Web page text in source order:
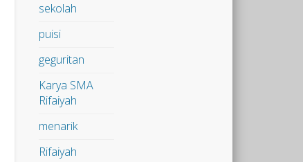
sekolah
puisi
geguritan
Karya SMA
Rifaiyah
menarik
Rifaiyah